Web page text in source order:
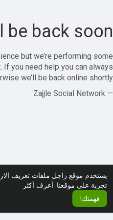
يستخدم موقع زاجل ملفات تعريف
تجربة على موقعنا. أعرف أكثر
فهمتك!
be back soon!
but we’re performing some
If you need help you can always
we’ll be back online shortly!
— Zajjle Social Network